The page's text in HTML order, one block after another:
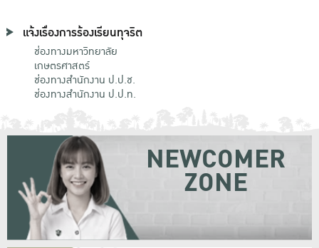
แจ้งเรื่องการร้องเรียนทุจริต
ช่องทางมหาวิทยาลัย
เกษตรศาสตร์
ช่องทางสำนักงาน ป.ป.ช.
ช่องทางสำนักงาน ป.ป.ท.
NEWCOMER
ZONE